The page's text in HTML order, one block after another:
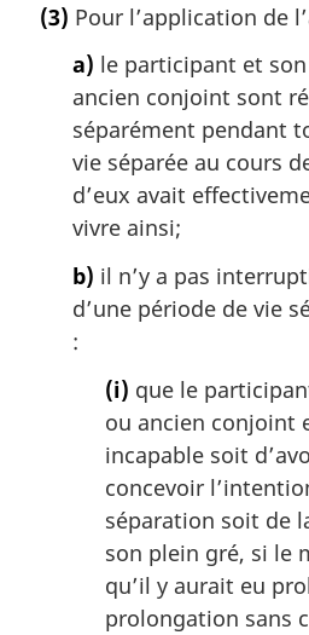
t
(3) Pour l’application de
a) le participant et
ancien conjoint sont
séparément pendant
vie séparée au cours
d’eux avait
vivre ainsi;
b) il n’y a pas
d’une période de vie
:
(i) que le
ou ancien conjoint
incapable soit
concevoir
séparation soit de
son plein gré, si le
qu’il y aurait eu
prolongation sans